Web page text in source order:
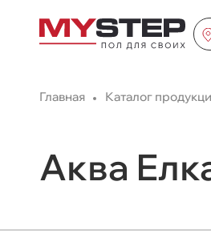
Главная Каталог
Аква